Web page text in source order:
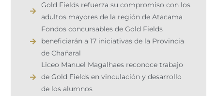
Gold Fields refuerza su compromiso con los
adultos mayores de la región de Atacama
Fondos concursables de Gold Fields
beneficiarán a 17 iniciativas de la Provincia
de Chañaral
Liceo Manuel Magalhaes reconoce trabajo
de Gold Fields en vinculación y desarrollo
de los alumnos